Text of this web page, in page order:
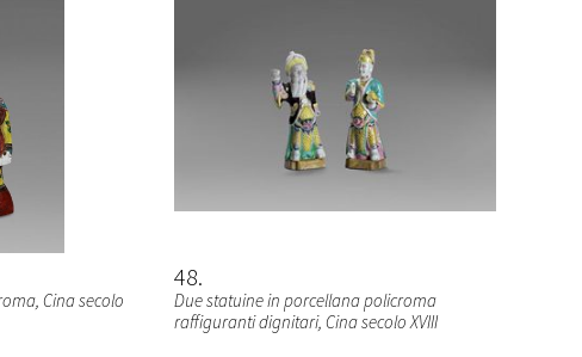
Cina secolo
48
Due statuine in porcellana policroma
raffiguranti dignitari, Cina secolo XVIII